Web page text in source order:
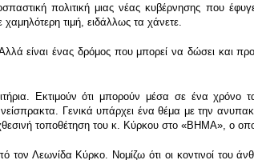
πολιτική μιας νέας κυβέρνησης που
τιμή, ειδάλλως τα χάνετε.
είναι ένας δρόμος που μπορεί να δώσει και
Εκτιμούν ότι μπορούν μέσα σε ένα χρόνο
Γενικά υπάρχει ένα θέμα με την
τοποθέτηση του κ. Κύρκου στο «ΒΗΜΑ», ο
τον Λεωνίδα Κύρκο. Νομίζω ότι οι κοντινοί του